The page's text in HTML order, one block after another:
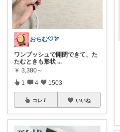
おちむ🤍🏹
ワンプッシュで開閉できて、た
たむときも形状 ...
￥ 3,380～
1 4 1503
コレ いいね